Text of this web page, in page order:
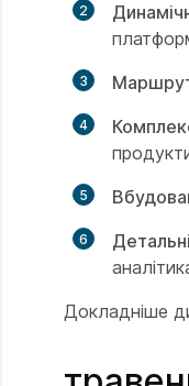
Докладніше